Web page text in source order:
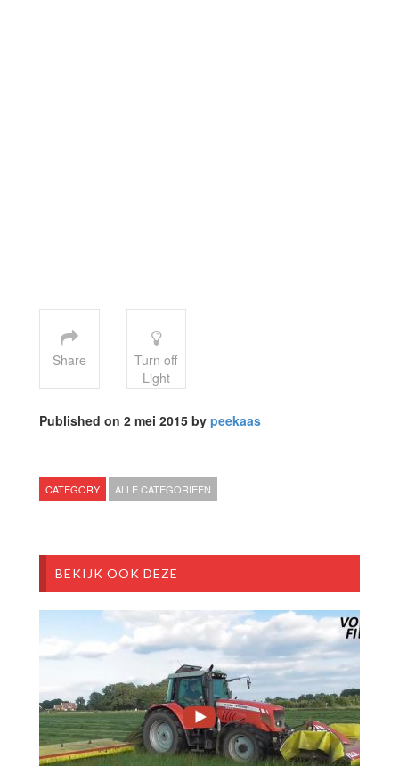
Share
Turn off
Light
Published on 2 mei 2015 by peekaas
CATEGORY ALLE CATEGORIEËN
BEKIJK OOK DEZE